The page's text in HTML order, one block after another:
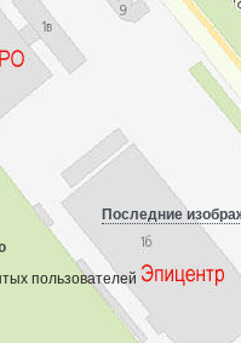
Последние
пользователей